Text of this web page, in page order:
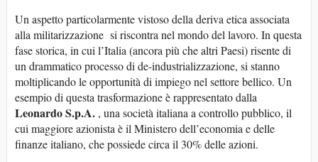
Un aspetto particolarmente vistoso della deriva etica associata
alla militarizzazione si riscontra nel mondo del lavoro. In questa
fase storica, in cui l’Italia (ancora più che altri Paesi) risente di
un drammatico processo di de-industrializzazione, si stanno
moltiplicando le opportunità di impiego nel settore bellico. Un
esempio di questa trasformazione è rappresentato dalla
Leonardo S.p.A. , una società italiana a controllo pubblico, il
cui maggiore azionista è il Ministero dell’economia e delle
finanze italiano, che possiede circa il 30% delle azioni.